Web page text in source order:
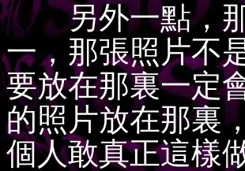
另外一點，那
一，那張照片不
要放在那裏一定
的照片放在那裏
個人敢真正這樣